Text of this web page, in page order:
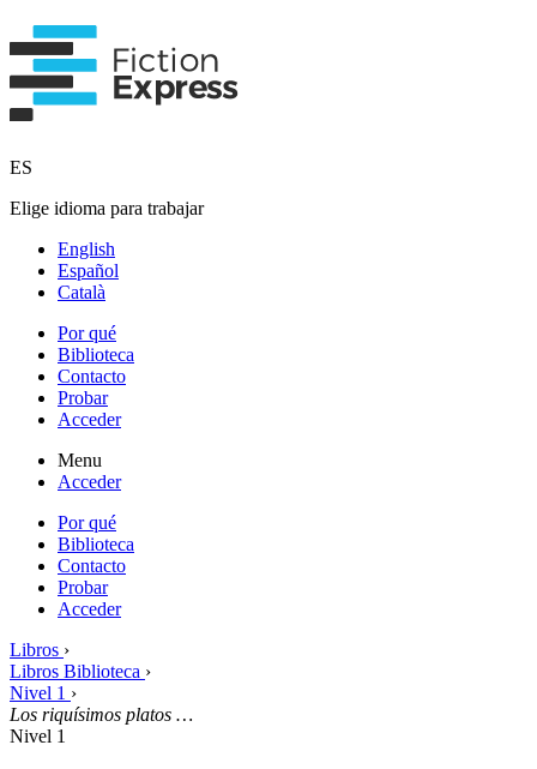
ES
Elige idioma para trabajar
English
Español
Català
Por qué
Biblioteca
Contacto
Probar
Acceder
Menu
Acceder
Por qué
Biblioteca
Contacto
Probar
Acceder
Libros ›
Libros Biblioteca ›
Nivel 1 ›
Los riquísimos platos …
Nivel 1